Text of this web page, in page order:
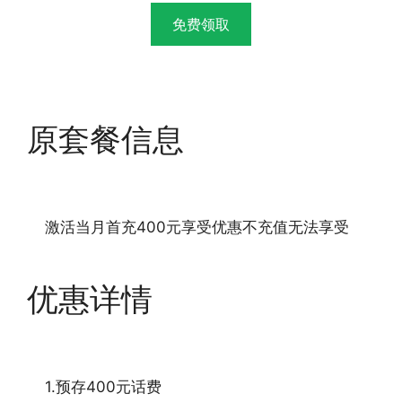
免费领取
原套餐信息
激活当月首充400元享受优惠不充值无法享受
优惠详情
1.预存400元话费